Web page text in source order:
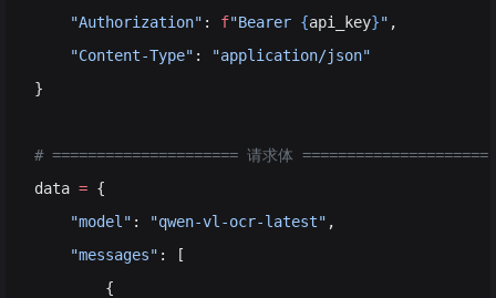
    "Authorization"
: f"Bearer {api_key}" ,
    "Content-Type"
:
"application/json"
}
# ===================== 请求体 =====================
data = {
    "model"
: "qwen-vl-ocr-latest" ,
    "messages"
: [
        {